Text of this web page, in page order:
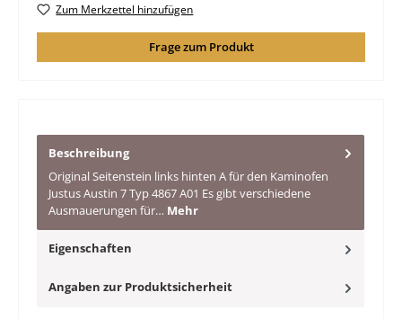
Zum Merkzettel hinzufügen
Frage zum Produkt
Beschreibung
Original Seitenstein links hinten A für den Kaminofen
Justus Austin 7 Typ 4867 A01 Es gibt verschiedene
Ausmauerungen für… Mehr
Eigenschaften
Angaben zur Produktsicherheit